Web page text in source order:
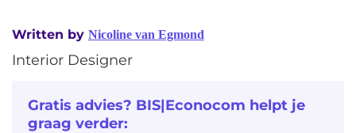
Written by Nicoline van Egmond
Interior Designer
Gratis advies? BIS|Econocom helpt je
graag verder: